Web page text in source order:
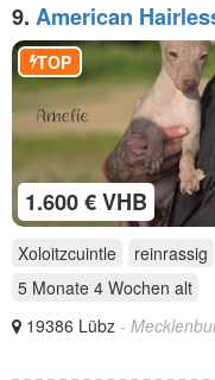
9. American
1.600 € VHB
TOP
Xoloitzcuintle reinrassig
5 Monate 4 Wochen alt
19386 Lübz -